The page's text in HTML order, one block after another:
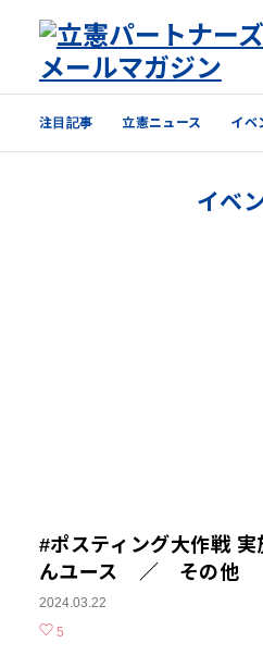
注目記事 立憲ニュース イベ
イベ
#ポスティング大作戦
んユース ／ その他
2024.03.22
5